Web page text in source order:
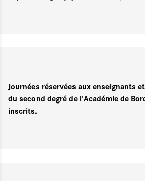
Journées réservées aux enseignants
du second degré de l'Académie de
inscrits.